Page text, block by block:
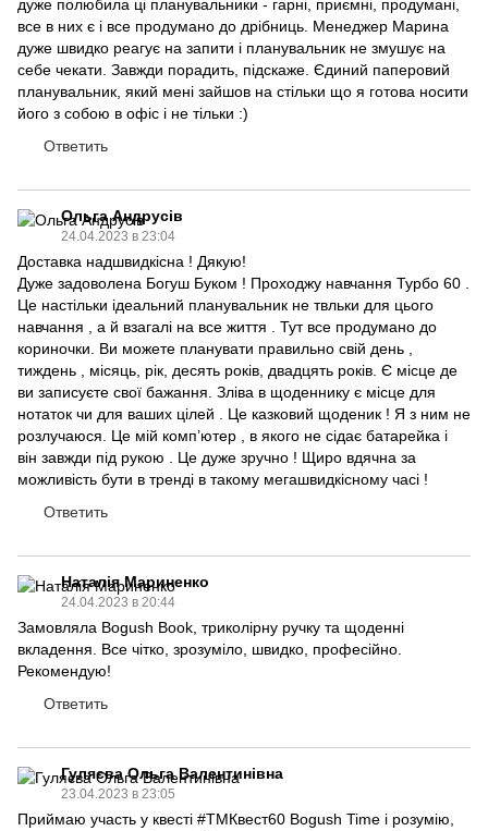
дуже полюбила ці планувальники - гарні, приємні, продумані,
все в них є і все продумано до дрібниць. Менеджер Марина
дуже швидко реагує на запити і планувальник не змушує на
себе чекати. Завжди порадить, підскаже. Єдиний паперовий
планувальник, який мені зайшов на стільки що я готова носити
його з собою в офіс і не тільки :)
Ответить
Ольга Андрусів
24.04.2023 в 23:04
Доставка надшвидкісна ! Дякую!
Дуже задоволена Богуш Буком ! Проходжу навчання Турбо 60 .
Це настільки ідеальний планувальник не твльки для цього
навчання , а й взагалі на все життя . Тут все продумано до
кориночки. Ви можете планувати правильно свій день ,
тиждень , місяць, рік, десять років, двадцять років. Є місце де
ви записуєте свої бажання. Зліва в щоденнику є місце для
нотаток чи для ваших цілей . Це казковий щоденик ! Я з ним не
розлучаюся. Це мій комп’ютер , в якого не сідає батарейка і
він завжди під рукою . Це дуже зручно ! Щиро вдячна за
можливість бути в тренді в такому мегашвидкісному часі !
Ответить
Наталія Мариненко
24.04.2023 в 20:44
Замовляла Bogush Book, триколірну ручку та щоденні
вкладення. Все чітко, зрозуміло, швидко, професійно.
Рекомендую!
Ответить
Гуляєва Ольга Валентинівна
23.04.2023 в 23:05
Приймаю участь у квесті #ТМКвест60 Bogush Time і розумію,